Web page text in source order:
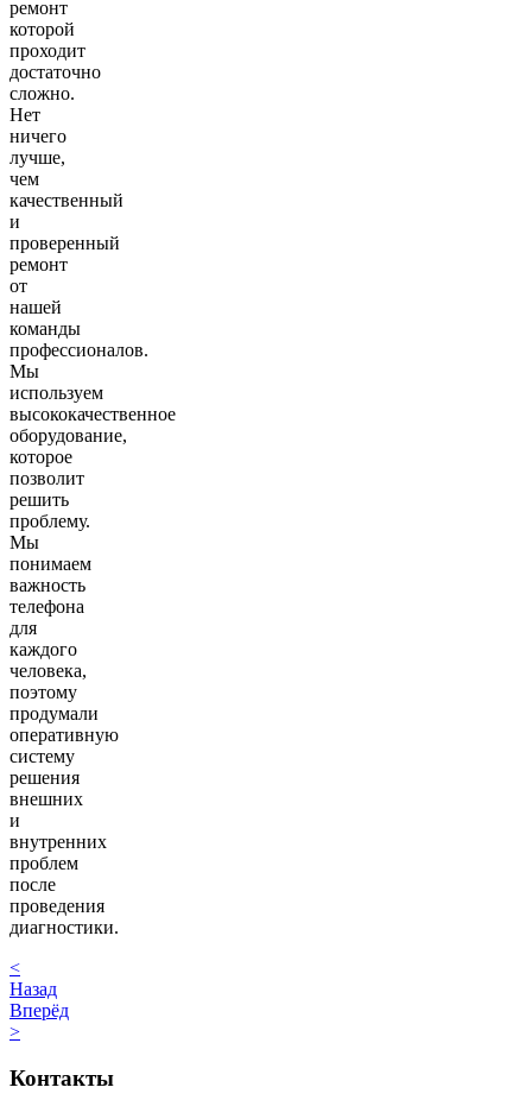
ремонт
которой
проходит
достаточно
сложно.
Нет
ничего
лучше,
чем
качественный
и
проверенный
ремонт
от
нашей
команды
профессионалов.
Мы
используем
высококачественное
оборудование,
которое
позволит
решить
проблему.
Мы
понимаем
важность
телефона
для
каждого
человека,
поэтому
продумали
оперативную
систему
решения
внешних
и
внутренних
проблем
после
проведения
диагностики.
<
Назад
Вперёд
>
Контакты